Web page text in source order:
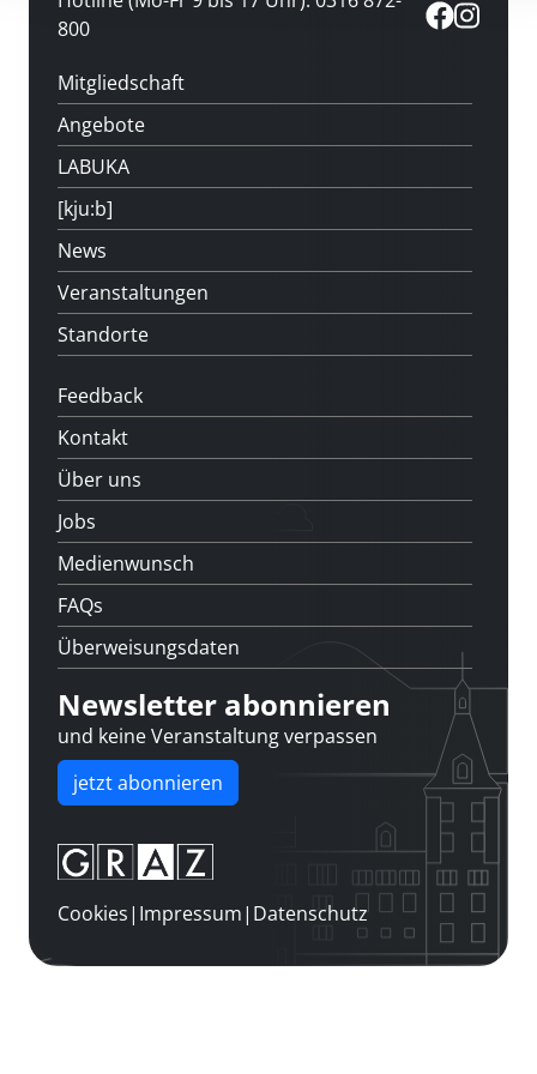
800
Mitgliedschaft
Angebote
LABUKA
[kju:b]
News
Veranstaltungen
Standorte
Feedback
Kontakt
Über uns
Jobs
Medienwunsch
FAQs
Überweisungsdaten
Newsletter abonnieren
und keine Veranstaltung verpassen
jetzt abonnieren
Cookies| Impressum| Datenschutz